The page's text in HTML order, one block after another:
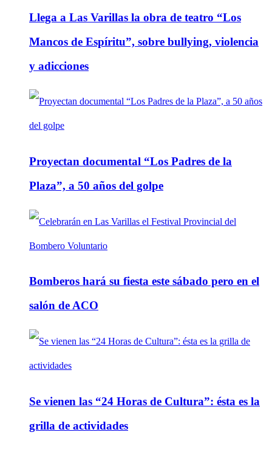
Llega a Las Varillas la obra de teatro “Los
Mancos de Espíritu”, sobre bullying, violencia
y adicciones
Proyectan documental “Los Padres de la
Plaza”, a 50 años del golpe
Bomberos hará su fiesta este sábado pero en el
salón de ACO
Se vienen las “24 Horas de Cultura”: ésta es la
grilla de actividades